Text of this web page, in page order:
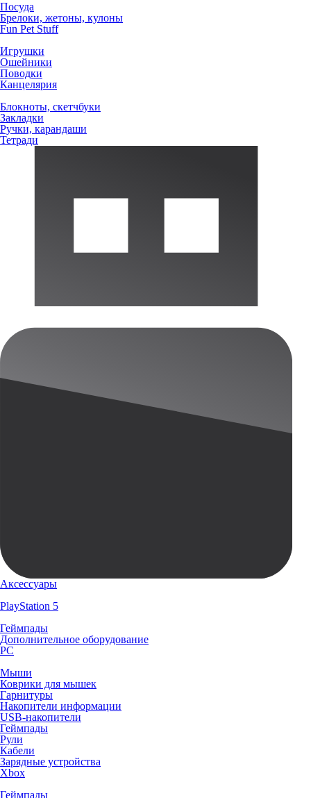
Посуда
Брелоки, жетоны, кулоны
Fun Pet Stuff
Игрушки
Ошейники
Поводки
Канцелярия
Блокноты, скетчбуки
Закладки
Ручки, карандаши
Тетради
Аксессуары
PlayStation 5
Геймпады
Дополнительное оборудование
PC
Мыши
Коврики для мышек
Гарнитуры
Накопители информации
USB-накопители
Геймпады
Рули
Кабели
Зарядные устройства
Xbox
Геймпады